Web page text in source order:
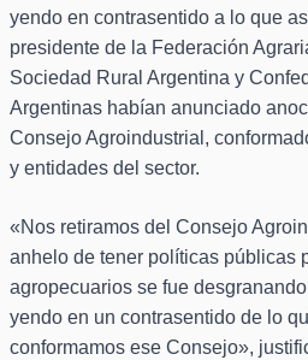
yendo en contrasentido a lo que
presidente de la Federación
Sociedad Rural Argentina y
Argentinas habían anunciado
Consejo Agroindustrial,
y entidades del sector.
«Nos retiramos del Consejo
anhelo de tener políticas públicas
agropecuarios se fue
yendo en un contrasentido de lo
conformamos ese Consejo»,